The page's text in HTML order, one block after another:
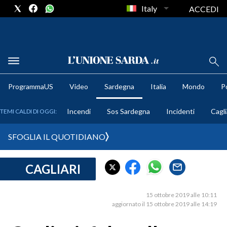
METEO
CRONACA SARDEGNA
Italy ACCEDI
ProgrammaUS Video Sardegna Italia Mondo
TEMI CALDI DI OGGI: Incendi Sos Sardegna Incidenti
SFOGLIA IL QUOTIDIANO
CAGLIARI
15 ottobre 2019 alle 10:11
aggiornato il 15 ottobre 2019 alle 14:19